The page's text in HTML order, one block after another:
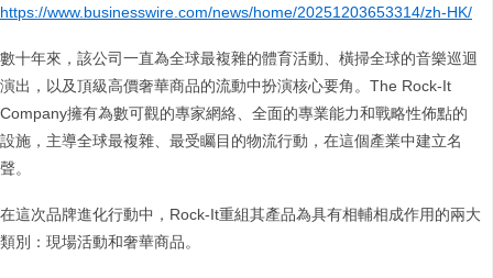
https://www.businesswire.com/news/home/20251203653314/zh-HK/
數十年來，該公司一直為全球最複雜的體育活動、橫掃全球的音樂巡迴
演出，以及頂級高價奢華商品的流動中扮演核心要角。The Rock-It
Company擁有為數可觀的專家網絡、全面的專業能力和戰略性佈點的
設施，主導全球最複雜、最受矚目的物流行動，在這個產業中建立名
聲。
在這次品牌進化行動中，Rock-It重組其產品為具有相輔相成作用的兩大
類別：現場活動和奢華商品。